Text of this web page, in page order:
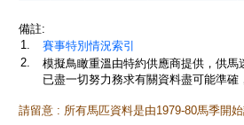
備註:
1.
賽事特別情況索引
2.
模擬鳥瞰重溫由特約供應商提供，供
已盡一切努力務求有關資料盡可能準
請留意 : 所有馬匹資料是由1979-80馬季開